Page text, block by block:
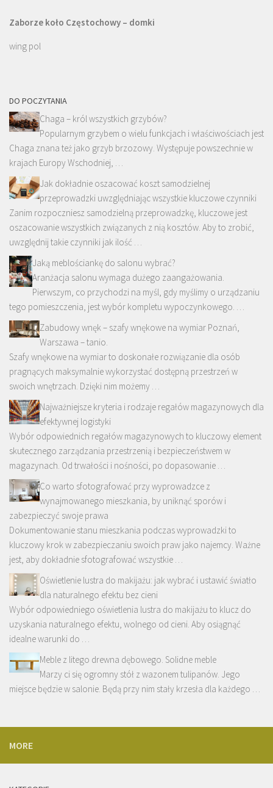
Zaborze koło Częstochowy – domki
wing pol
DO POCZYTANIA
Chaga – król wszystkich grzybów?
Popularnym grzybem o wielu funkcjach i właściwościach jest
Chaga znana też jako grzyb brzozowy. Występuje powszechnie w
krajach Europy Wschodniej, …
Jak dokładnie oszacować koszt samodzielnej
przeprowadzki uwzględniając wszystkie kluczowe czynniki
Zanim rozpoczniesz samodzielną przeprowadzkę, kluczowe jest
oszacowanie wszystkich związanych z nią kosztów. Aby to zrobić,
uwzględnij takie czynniki jak ilość …
Jaką meblościankę do salonu wybrać?
Aranżacja salonu wymaga dużego zaangażowania.
Pierwszym, co przychodzi na myśl, gdy myślimy o urządzaniu
tego pomieszczenia, jest wybór kompletu wypoczynkowego. …
Zabudowy wnęk – szafy wnękowe na wymiar Poznań,
Warszawa – tanio.
Szafy wnękowe na wymiar to doskonałe rozwiązanie dla osób
pragnących maksymalnie wykorzystać dostępną przestrzeń w
swoich wnętrzach. Dzięki nim możemy …
Najważniejsze kryteria i rodzaje regałów magazynowych dla
efektywnej logistyki
Wybór odpowiednich regałów magazynowych to kluczowy element
skutecznego zarządzania przestrzenią i bezpieczeństwem w
magazynach. Od trwałości i nośności, po dopasowanie …
Co warto sfotografować przy wyprowadzce z
wynajmowanego mieszkania, by uniknąć sporów i
zabezpieczyć swoje prawa
Dokumentowanie stanu mieszkania podczas wyprowadzki to
kluczowy krok w zabezpieczaniu swoich praw jako najemcy. Ważne
jest, aby dokładnie sfotografować wszystkie …
Oświetlenie lustra do makijażu: jak wybrać i ustawić światło
dla naturalnego efektu bez cieni
Wybór odpowiedniego oświetlenia lustra do makijażu to klucz do
uzyskania naturalnego efektu, wolnego od cieni. Aby osiągnąć
idealne warunki do …
Meble z litego drewna dębowego. Solidne meble
Marzy ci się ogromny stół z wazonem tulipanów. Jego
miejsce będzie w salonie. Będą przy nim stały krzesła dla każdego …
MORE